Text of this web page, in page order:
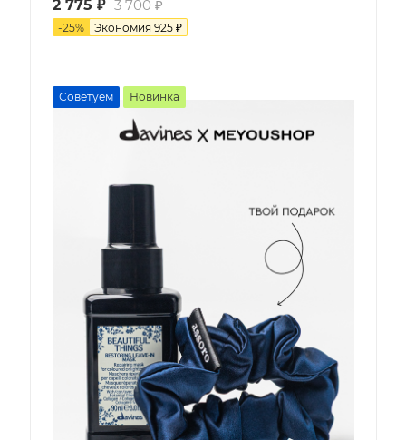
2 775 ₽ 3 700 ₽
-25% Экономия 925 ₽
Советуем Новинка